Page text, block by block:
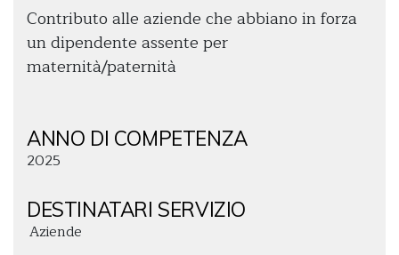
Contributo alle aziende che abbiano in forza
un dipendente assente per
maternità/paternità
ANNO DI COMPETENZA
2025
DESTINATARI SERVIZIO
Aziende